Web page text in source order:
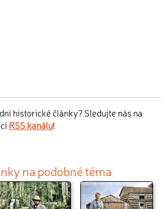
historické články? Sledujte nás na
RSS kanálu!
na podobné téma